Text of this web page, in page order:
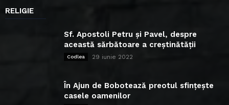
RELIGIE
Sf. Apostoli Petru și Pavel, despre
această sărbătoare a creștinătății
Codlea 29 iunie 2022
În Ajun de Bobotează preotul sfințește
casele oamenilor